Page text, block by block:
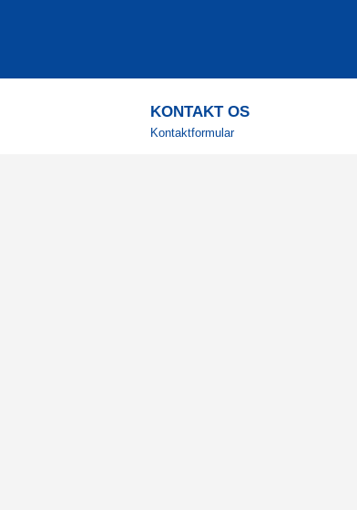
KONTAKT OS
Kontaktformular